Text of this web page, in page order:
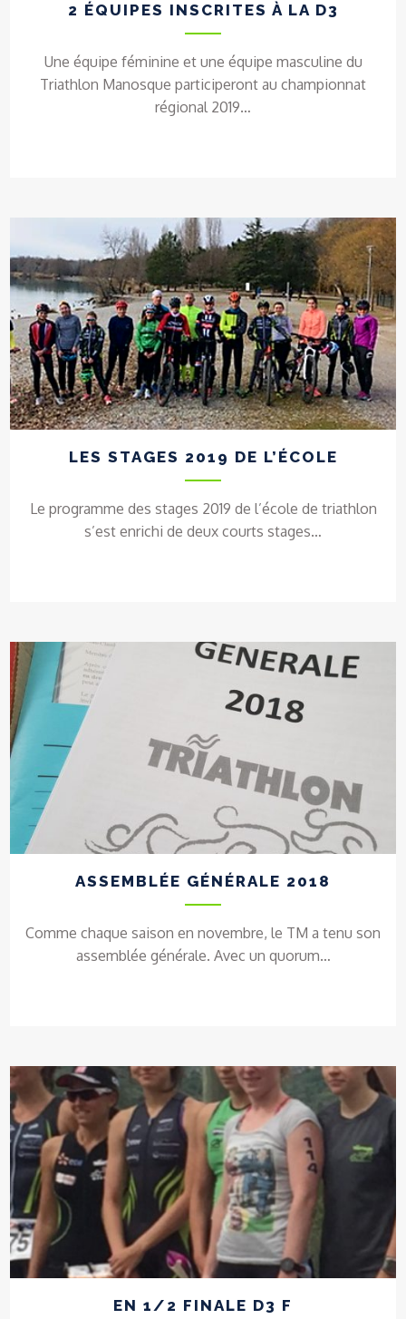
2 ÉQUIPES INSCRITES À LA D3
Une équipe féminine et une équipe masculine du
Triathlon Manosque participeront au championnat
régional 2019…
LES STAGES 2019 DE L’ÉCOLE
Le programme des stages 2019 de l’école de triathlon
s’est enrichi de deux courts stages…
ASSEMBLÉE GÉNÉRALE 2018
Comme chaque saison en novembre, le TM a tenu son
assemblée générale. Avec un quorum…
EN 1/2 FINALE D3 F